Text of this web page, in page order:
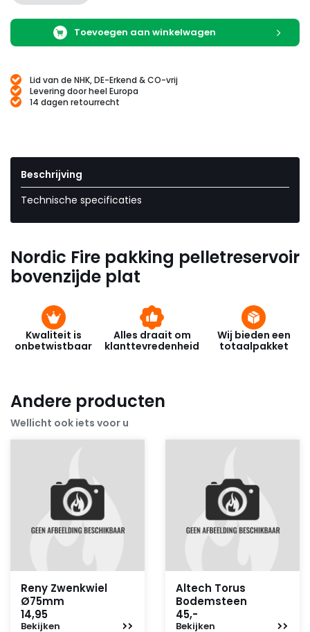
Toevoegen aan winkelwagen
Lid van de NHK, DE-Erkend & CO-vrij
Levering door heel Europa
14 dagen retourrecht
Beschrijving
Technische specificaties
Nordic Fire pakking pelletreservoir
bovenzijde plat
Kwaliteit is
onbetwistbaar
Alles draait om
klanttevredenheid
Wij bieden een
totaalpakket
Andere producten
Wellicht ook iets voor u
Reny Zwenkwiel
Ø75mm
14,95
Bekijken
Altech Torus
Bodemsteen
45,-
Bekijken